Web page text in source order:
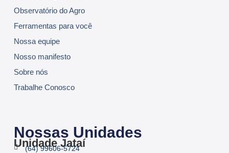
Observatório do Agro
Ferramentas para você
Nossa equipe
Nosso manifesto
Sobre nós
Trabalhe Conosco
Nossas Unidades
Unidade Jataí
(64) 99606-5724